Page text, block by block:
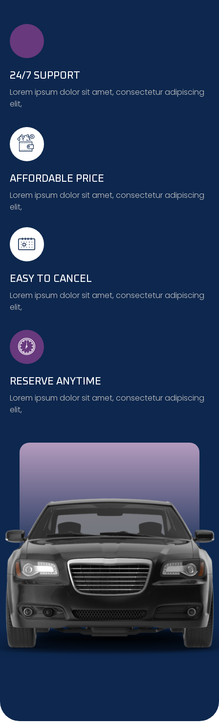
24/7 SUPPORT
Lorem ipsum dolor sit amet, consectetur adipiscing
elit,
AFFORDABLE PRICE
Lorem ipsum dolor sit amet, consectetur adipiscing
elit,
EASY TO CANCEL
Lorem ipsum dolor sit amet, consectetur adipiscing
elit,
RESERVE ANYTIME
Lorem ipsum dolor sit amet, consectetur adipiscing
elit,